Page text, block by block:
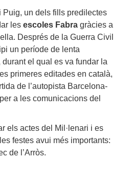
Puig, un dels fills predilectes
les escoles Fabra gràcies a
Després de la Guerra Civil
un període de lenta
el qual es va fundar la
primeres editades en català,
de l’autopista Barcelona-
a les comunicacions del
els actes del Mil·lenari i es
festes avui més importants:
de l’Arròs.